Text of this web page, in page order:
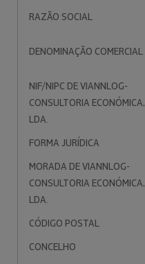
RAZÃO SOCIAL
DENOMINAÇÃO COMERCIAL
NIF/NIPC DE VIANNLOG-
CONSULTORIA ECONÓMICA,
LDA.
FORMA JURÍDICA
MORADA DE VIANNLOG-
CONSULTORIA ECONÓMICA,
LDA.
CÓDIGO POSTAL
CONCELHO